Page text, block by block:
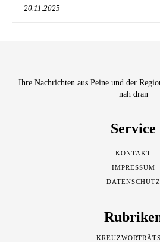
20.11.2025
Ihre Nachrichten aus Peine und der
nah dran
Service
KONTAKT
IMPRESSUM
DATENSCHUTZ